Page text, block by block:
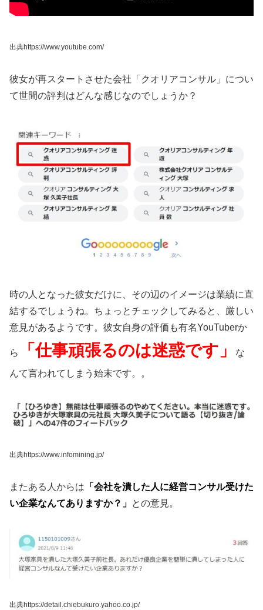
出典https://www.youtube.com/
彼女が再スタートさせた会社「クオリアコンサル」につい
て世間の評判はどんな感じなのでしょうか？
時の人となった彼女だけに、その辺のイメージは業績に直
結するでしょうね。ちょっとチェックしてみると、厳しい
意見があるようです。彼女自身の評価も有名YouTuberか
ら 「仕事頑張るのは迷惑です」 な
んて言われてしまう始末です。。
出典https://www.infomining.jp/
またある人からは 「会社を潰した人に経営コンサル受けた
い企業なんてありますか？」 との意見。
出典https://detail.chiebukuro.yahoo.co.jp/